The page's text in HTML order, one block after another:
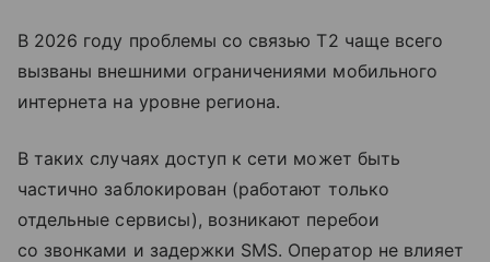
В 2026 году проблемы со связью T2 чаще всего
вызваны внешними ограничениями мобильного
интернета на уровне региона.
В таких случаях доступ к сети может быть
частично заблокирован (работают только
отдельные сервисы), возникают перебои
со звонками и задержки SMS. Оператор не влияет